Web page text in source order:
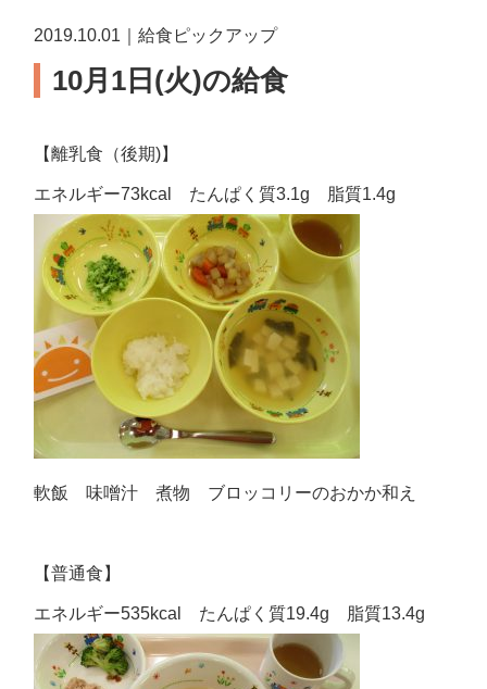
2019.10.01｜給食ピックアップ
10月1日(火)の給食
【離乳食（後期)】
エネルギー73kcal たんぱく質3.1g 脂質1.4g
軟飯 味噌汁 煮物 ブロッコリーのおかか和え
【普通食】
エネルギー535kcal たんぱく質19.4g 脂質13.4g